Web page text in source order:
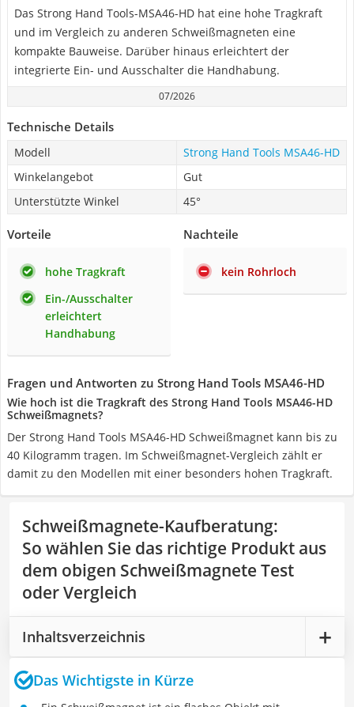
Das Strong Hand Tools-MSA46-HD hat eine hohe Tragkraft
und im Vergleich zu anderen Schweißmagneten eine
kompakte Bauweise. Darüber hinaus erleichtert der
integrierte Ein- und Ausschalter die Handhabung.
07/2026
Technische Details
Modell
Strong Hand Tools MSA46-HD
Winkelangebot
Gut
Unterstützte Winkel
45°
Vorteile
hohe Tragkraft
Ein-/Ausschalter
erleichtert
Handhabung
Nachteile
kein Rohrloch
Fragen und Antworten zu Strong Hand Tools MSA46-HD
Wie hoch ist die Tragkraft des Strong Hand Tools MSA46-HD
Schweißmagnets?
Der Strong Hand Tools MSA46-HD Schweißmagnet kann bis zu
40 Kilogramm tragen. Im Schweißmagnet-Vergleich zählt er
damit zu den Modellen mit einer besonders hohen Tragkraft.
Schweißmagnete-Kaufberatung:
So wählen Sie das richtige Produkt aus
dem obigen Schweißmagnete Test
oder Vergleich
Inhaltsverzeichnis
Das Wichtigste in Kürze